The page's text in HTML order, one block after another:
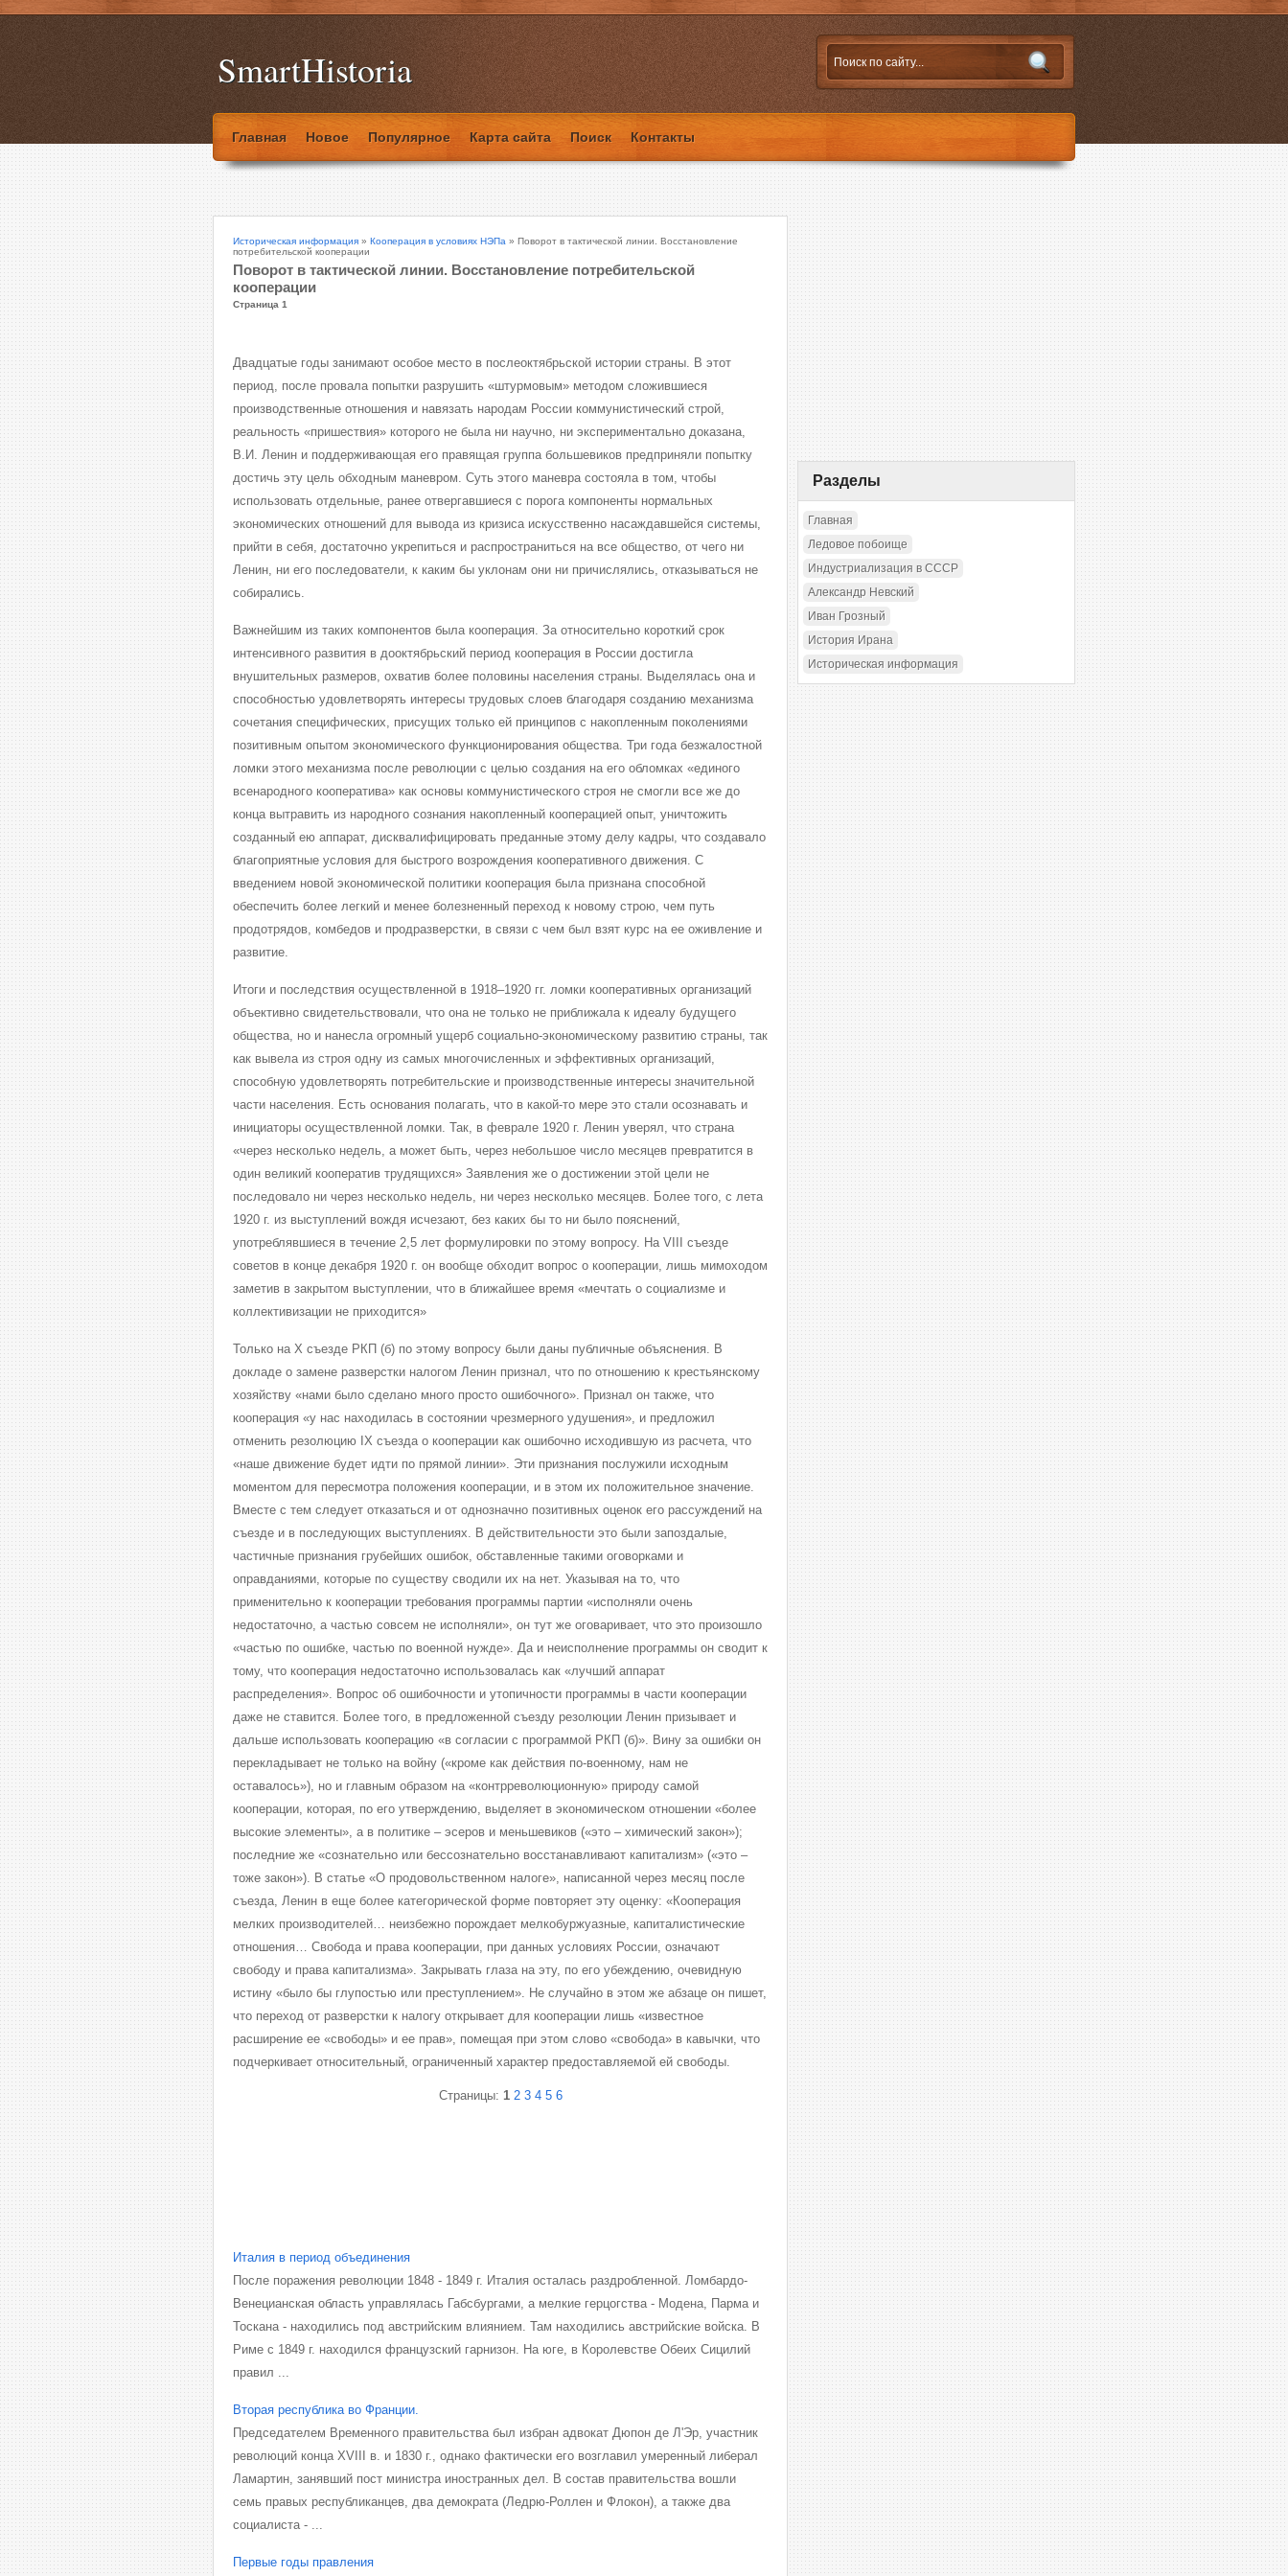
SmartHistoria
Главная Новое Популярное Карта сайта Поиск Контакты
Историческая информация » Кооперация в условиях НЭПа » Поворот в тактической линии. Восстановление
потребительской кооперации
Поворот в тактической линии. Восстановление потребительской
кооперации
Страница 1
Двадцатые годы занимают особое место в послеоктябрьской истории страны. В этот
период, после провала попытки разрушить «штурмовым» методом сложившиеся
производственные отношения и навязать народам России коммунистический строй,
реальность «пришествия» которого не была ни научно, ни экспериментально доказана,
В.И. Ленин и поддерживающая его правящая группа большевиков предприняли попытку
достичь эту цель обходным маневром. Суть этого маневра состояла в том, чтобы
использовать отдельные, ранее отвергавшиеся с порога компоненты нормальных
экономических отношений для вывода из кризиса искусственно насаждавшейся системы,
прийти в себя, достаточно укрепиться и распространиться на все общество, от чего ни
Ленин, ни его последователи, к каким бы уклонам они ни причислялись, отказываться не
собирались.
Важнейшим из таких компонентов была кооперация. За относительно короткий срок
интенсивного развития в дооктябрьский период кооперация в России достигла
внушительных размеров, охватив более половины населения страны. Выделялась она и
способностью удовлетворять интересы трудовых слоев благодаря созданию механизма
сочетания специфических, присущих только ей принципов с накопленным поколениями
позитивным опытом экономического функционирования общества. Три года безжалостной
ломки этого механизма после революции с целью создания на его обломках «единого
всенародного кооператива» как основы коммунистического строя не смогли все же до
конца вытравить из народного сознания накопленный кооперацией опыт, уничтожить
созданный ею аппарат, дисквалифицировать преданные этому делу кадры, что создавало
благоприятные условия для быстрого возрождения кооперативного движения. С
введением новой экономической политики кооперация была признана способной
обеспечить более легкий и менее болезненный переход к новому строю, чем путь
продотрядов, комбедов и продразверстки, в связи с чем был взят курс на ее оживление и
развитие.
Итоги и последствия осуществленной в 1918–1920 гг. ломки кооперативных организаций
объективно свидетельствовали, что она не только не приближала к идеалу будущего
общества, но и нанесла огромный ущерб социально-экономическому развитию страны, так
как вывела из строя одну из самых многочисленных и эффективных организаций,
способную удовлетворять потребительские и производственные интересы значительной
части населения. Есть основания полагать, что в какой-то мере это стали осознавать и
инициаторы осуществленной ломки. Так, в феврале 1920 г. Ленин уверял, что страна
«через несколько недель, а может быть, через небольшое число месяцев превратится в
один великий кооператив трудящихся» Заявления же о достижении этой цели не
последовало ни через несколько недель, ни через несколько месяцев. Более того, с лета
1920 г. из выступлений вождя исчезают, без каких бы то ни было пояснений,
употреблявшиеся в течение 2,5 лет формулировки по этому вопросу. На VIII съезде
советов в конце декабря 1920 г. он вообще обходит вопрос о кооперации, лишь мимоходом
заметив в закрытом выступлении, что в ближайшее время «мечтать о социализме и
коллективизации не приходится»
Только на X съезде РКП (б) по этому вопросу были даны публичные объяснения. В
докладе о замене разверстки налогом Ленин признал, что по отношению к крестьянскому
хозяйству «нами было сделано много просто ошибочного». Признал он также, что
кооперация «у нас находилась в состоянии чрезмерного удушения», и предложил
отменить резолюцию IX съезда о кооперации как ошибочно исходившую из расчета, что
«наше движение будет идти по прямой линии». Эти признания послужили исходным
моментом для пересмотра положения кооперации, и в этом их положительное значение.
Вместе с тем следует отказаться и от однозначно позитивных оценок его рассуждений на
съезде и в последующих выступлениях. В действительности это были запоздалые,
частичные признания грубейших ошибок, обставленные такими оговорками и
оправданиями, которые по существу сводили их на нет. Указывая на то, что
применительно к кооперации требования программы партии «исполняли очень
недостаточно, а частью совсем не исполняли», он тут же оговаривает, что это произошло
«частью по ошибке, частью по военной нужде». Да и неисполнение программы он сводит к
тому, что кооперация недостаточно использовалась как «лучший аппарат
распределения». Вопрос об ошибочности и утопичности программы в части кооперации
даже не ставится. Более того, в предложенной съезду резолюции Ленин призывает и
дальше использовать кооперацию «в согласии с программой РКП (б)». Вину за ошибки он
перекладывает не только на войну («кроме как действия по-военному, нам не
оставалось»), но и главным образом на «контрреволюционную» природу самой
кооперации, которая, по его утверждению, выделяет в экономическом отношении «более
высокие элементы», а в политике – эсеров и меньшевиков («это – химический закон»);
последние же «сознательно или бессознательно восстанавливают капитализм» («это –
тоже закон»). В статье «О продовольственном налоге», написанной через месяц после
съезда, Ленин в еще более категорической форме повторяет эту оценку: «Кооперация
мелких производителей… неизбежно порождает мелкобуржуазные, капиталистические
отношения… Свобода и права кооперации, при данных условиях России, означают
свободу и права капитализма». Закрывать глаза на эту, по его убеждению, очевидную
истину «было бы глупостью или преступлением». Не случайно в этом же абзаце он пишет,
что переход от разверстки к налогу открывает для кооперации лишь «известное
расширение ее «свободы» и ее прав», помещая при этом слово «свобода» в кавычки, что
подчеркивает относительный, ограниченный характер предоставляемой ей свободы.
Страницы: 1 2 3 4 5 6
Италия в период объединения
После поражения революции 1848 - 1849 г. Италия осталась раздробленной. Ломбардо-
Венецианская область управлялась Габсбургами, а мелкие герцогства - Модена, Парма и
Тоскана - находились под австрийским влиянием. Там находились австрийские войска. В
Риме с 1849 г. находился французский гарнизон. На юге, в Королевстве Обеих Сицилий
правил ...
Вторая республика во Франции.
Председателем Временного правительства был избран адвокат Дюпон де Л'Эр, участник
революций конца XVIII в. и 1830 г., однако фактически его возглавил умеренный либерал
Ламартин, занявший пост министра иностранных дел. В состав правительства вошли
семь правых республиканцев, два демократа (Ледрю-Роллен и Флокон), а также два
социалиста - ...
Первые годы правления
Разделы
Главная
Ледовое побоище
Индустриализация в СССР
Александр Невский
Иван Грозный
История Ирана
Историческая информация